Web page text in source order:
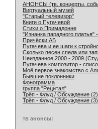
АНОНСЫ (тв, концерты,
Виртуальный музей
"Старый телевизор"
Книги о Пугачевой
Стихи о Примадонне
"Изнанка парадного платья"
Причёски АБ
Пугачева и ее шаги к
Сколько песен спела или
Неизданное 2000 - 2009
Пугачева композитор -
Моё первое знакомство с
Бывшие поклонники
Фонограмма
группа "Рецитал"
Трёп - Флуд / Обсуждение (2)
Трёп - Флуд / Обсуждение (3)
тв анонсы: